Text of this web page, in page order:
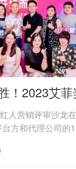
！2023艾
人营销评审沙龙
方和代理公司的
红人营销赛道2.0